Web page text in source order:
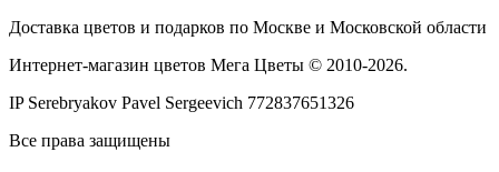
Доставка цветов и подарков по Москве и Московской области
Интернет-магазин цветов Мега Цветы © 2010-2026.
IP Serebryakov Pavel Sergeevich 772837651326
Все права защищены